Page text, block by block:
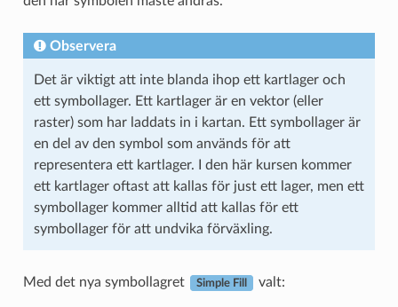
Observera
Det är viktigt att inte blanda ihop ett kartlager och
ett symbollager. Ett kartlager är en vektor (eller
raster) som har laddats in i kartan. Ett symbollager är
en del av den symbol som används för att
representera ett kartlager. I den här kursen kommer
ett kartlager oftast att kallas för just ett lager, men ett
symbollager kommer alltid att kallas för ett
symbollager för att undvika förväxling.
Med det nya symbollagret Simple Fill valt: